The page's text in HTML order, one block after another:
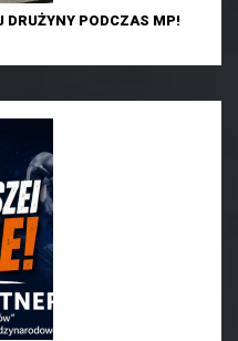
DRUŻYNY PODCZAS MP!